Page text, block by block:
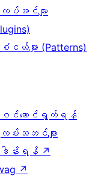
ပ်အင်များ
ငယ်များ (Patterns)
ဝင်ဆောင်ရွက်ရန်
မ်းသဘင်များ
ါန်းရန် ↗
↗